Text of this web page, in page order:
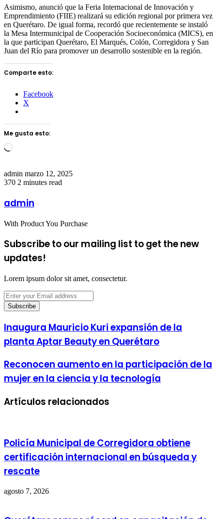
Asimismo, anunció que la Feria Internacional de Innovación y
Emprendimiento (FIIE) realizará su edición regional por primera vez
en Querétaro. De igual forma, recordó que recientemente se instaló
la Mesa Intermunicipal de Cooperación Socioeconómica (MICS), en
la que participan Querétaro, El Marqués, Colón, Corregidora y San
Juan del Río para promover un desarrollo sostenible en la región.
Comparte esto:
Facebook
X
Me gusta esto:
Loading…
admin Send
an
marzo 12, 2025
370 2 minutes read
admin
With Product You Purchase
Subscribe to our mailing list to get the new
updates!
Lorem ipsum dolor sit amet, consectetur.
Enter
your
Email
Inaugura Mauricio Kuri expansión de la
planta Aptar Beauty en Querétaro
Reconocen aumento en la participación de la
mujer en la ciencia y la tecnología
Artículos relacionados
Policía Municipal de Corregidora obtiene
certificación internacional en búsqueda y
rescate
agosto 7, 2026